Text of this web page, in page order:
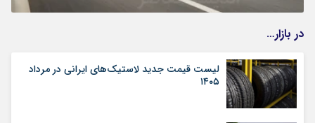
در بازار…
لیست قیمت جدید لاستیک‌های ایرانی در مرداد
۱۴۰۵